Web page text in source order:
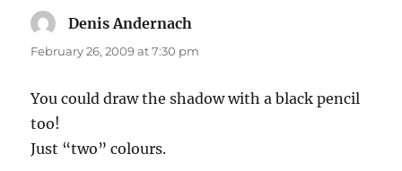
Denis Andernach
February 26, 2009 at 7:30 pm
You could draw the shadow with a black pencil
too!
Just “two” colours.